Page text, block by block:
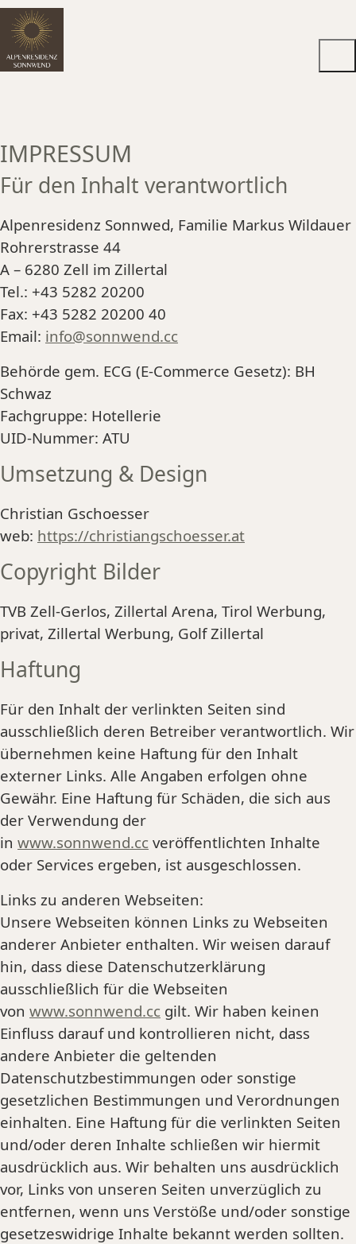
IMPRESSUM
Für den Inhalt verantwortlich
Alpenresidenz Sonnwed, Familie Markus Wildauer
Rohrerstrasse 44
A – 6280 Zell im Zillertal
Tel.: +43 5282 20200
Fax: +43 5282 20200 40
Email: info@sonnwend.cc
Behörde gem. ECG (E-Commerce Gesetz): BH
Schwaz
Fachgruppe: Hotellerie
UID-Nummer: ATU
Umsetzung & Design
Christian Gschoesser
web: https://christiangschoesser.at
Copyright Bilder
TVB Zell-Gerlos, Zillertal Arena, Tirol Werbung,
privat, Zillertal Werbung, Golf Zillertal
Haftung
Für den Inhalt der verlinkten Seiten sind
ausschließlich deren Betreiber verantwortlich. Wir
übernehmen keine Haftung für den Inhalt
externer Links. Alle Angaben erfolgen ohne
Gewähr. Eine Haftung für Schäden, die sich aus
der Verwendung der
in www.sonnwend.cc veröffentlichten Inhalte
oder Services ergeben, ist ausgeschlossen.
Links zu anderen Webseiten:
Unsere Webseiten können Links zu Webseiten
anderer Anbieter enthalten. Wir weisen darauf
hin, dass diese Datenschutzerklärung
ausschließlich für die Webseiten
von www.sonnwend.cc gilt. Wir haben keinen
Einfluss darauf und kontrollieren nicht, dass
andere Anbieter die geltenden
Datenschutzbestimmungen oder sonstige
gesetzlichen Bestimmungen und Verordnungen
einhalten. Eine Haftung für die verlinkten Seiten
und/oder deren Inhalte schließen wir hiermit
ausdrücklich aus. Wir behalten uns ausdrücklich
vor, Links von unseren Seiten unverzüglich zu
entfernen, wenn uns Verstöße und/oder sonstige
gesetzeswidrige Inhalte bekannt werden sollten.